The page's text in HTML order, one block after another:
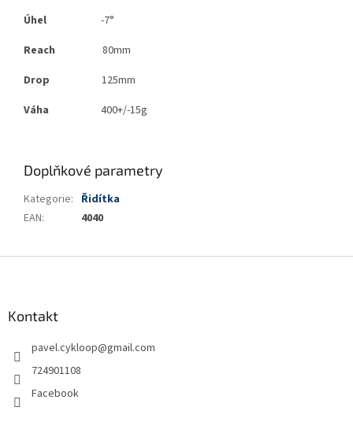
Úhel -7°
Reach 80mm
Drop 125mm
Váha 400+/-15g
Doplňkové parametry
Kategorie: Řidítka
EAN: 4040
Kontakt
pavel.cykloop@gmail.com
724901108
Facebook